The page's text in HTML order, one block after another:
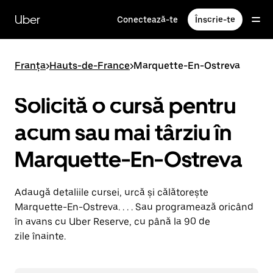
direct
conținutul
principal
Uber Conectează-te Înscrie-te
Franța>Hauts-de-France>Marquette-En-Ostreva
Solicită o cursă pentru
acum sau mai târziu în
Marquette-En-Ostreva
Adaugă detaliile cursei, urcă și călătorește
Marquette-En-Ostreva. . . . Sau programează oricând
în avans cu Uber Reserve, cu până la 90 de
zile înainte.